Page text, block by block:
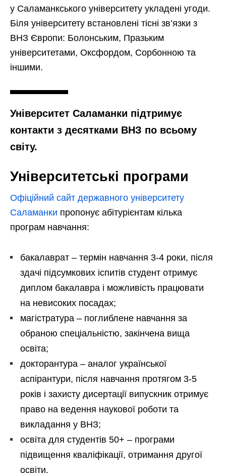
у Саламанкського університету укладені угоди.
Біля університету встановлені тісні зв’язки з
ВНЗ Європи: Болонським, Празьким
університетами, Оксфордом, Сорбонною та
іншими.
Університет Саламанки підтримує
контакти з десятками ВНЗ по всьому
світу.
Університетські програми
Офіційний сайт державного університету
Саламанки пропонує абітурієнтам кілька
програм навчання:
бакалаврат – термін навчання 3-4 роки, після
здачі підсумкових іспитів студент отримує
диплом бакалавра і можливість працювати
на невисоких посадах;
магістратура – поглиблене навчання за
обраною спеціальністю, закінчена вища
освіта;
докторантура – аналог української
аспірантури, після навчання протягом 3-5
років і захисту дисертації випускник отримує
право на ведення наукової роботи та
викладання у ВНЗ;
освіта для студентів 50+ – програми
підвищення кваліфікації, отримання другої
освіти.